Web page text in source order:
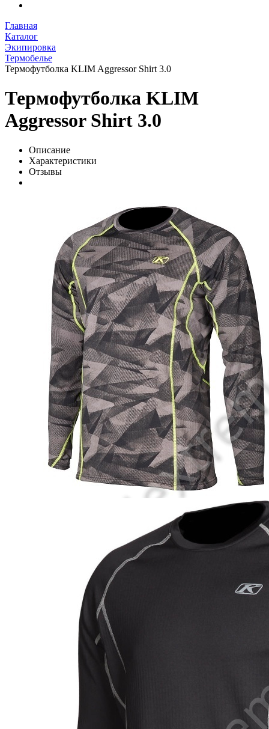
Главная
Каталог
Экипировка
Термобелье
Термофутболка KLIM Aggressor Shirt 3.0
Термофутболка KLIM
Aggressor Shirt 3.0
Описание
Характеристики
Отзывы